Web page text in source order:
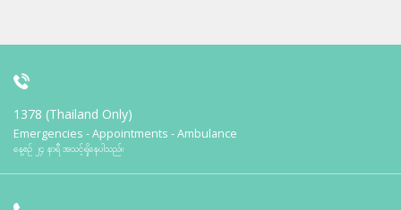
1378 (Thailand Only)
Emergencies - Appointments - Ambulance
နေ့စဉ် ၂၄ နာရီ အသင့်ရှိနေပါသည်။